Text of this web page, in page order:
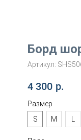
Борд
Артикул:
4 300 р.
Размер
S
M L